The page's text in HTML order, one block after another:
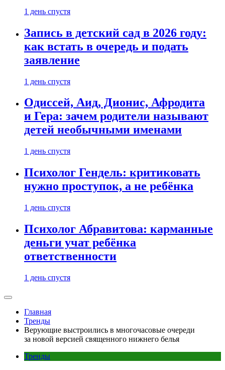
1 день спустя
Запись в детский сад в 2026 году:
как встать в очередь и подать
заявление
1 день спустя
Одиссей, Аид, Дионис, Афродита
и Гера: зачем родители называют
детей необычными именами
1 день спустя
Психолог Гендель: критиковать
нужно проступок, а не ребёнка
1 день спустя
Психолог Абравитова: карманные
деньги учат ребёнка
ответственности
1 день спустя
Главная
Тренды
Верующие выстроились в многочасовые очереди
за новой версией священного нижнего белья
Тренды